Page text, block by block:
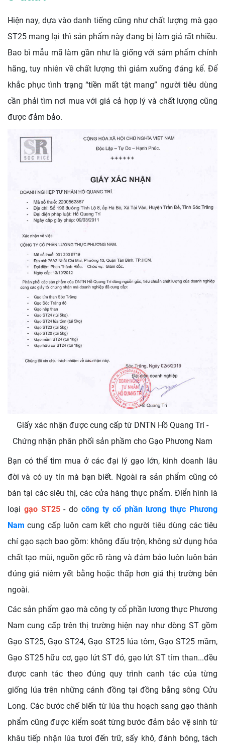
Hiện nay, dựa vào danh tiếng cũng như chất lượng mà gạo
ST25 mang lại thì sản phẩm này đang bị làm giả rất nhiều.
Bao bì mẫu mã làm gần như là giống với sảm phẩm chính
hãng, tuy nhiên về chất lượng thì giảm xuống đáng kể. Để
khắc phục tình trạng “tiền mất tật mang” người tiêu dùng
cần phải tìm nơi mua với giá cả hợp lý và chất lượng cũng
được đảm bảo.
Giấy xác nhận được cung cấp từ DNTN Hồ Quang Trí -
Chứng nhận phân phối sản phầm cho Gạo Phương Nam
Bạn có thể tìm mua ở các đại lý gạo lớn, kinh doanh lâu
đời và có uy tín mà bạn biết. Ngoài ra sản phẩm cũng có
bán tại các siêu thị, các cửa hàng thực phẩm. Điển hình là
loại gạo ST25- do công ty cổ phần lương thực Phương
Nam cung cấp luôn cam kết cho người tiêu dùng các tiêu
chí gạo sạch bao gồm: không đấu trộn, không sử dụng hóa
chất tạo mùi, nguồn gốc rõ ràng và đảm bảo luôn luôn bán
đúng giá niêm yết bằng hoặc thấp hơn giá thị trường bên
ngoài.
Các sản phẩm gạo mà công ty cổ phần lương thực Phương
Nam cung cấp trên thị trường hiện nay như dòng ST gồm
Gạo ST25, Gạo ST24, Gạo ST25 lúa tôm, Gạo ST25 mầm,
Gạo ST25 hữu cơ, gạo lứt ST đỏ, gạo lứt ST tím than...đều
được canh tác theo đúng quy trình canh tác của từng
giống lúa trên những cánh đồng tại đồng bằng sông Cửu
Long. Các bước chế biến từ lúa thu hoạch sang gạo thành
phẩm cũng được kiểm soát từng bước đảm bảo vệ sinh từ
khâu tiếp nhận lúa tươi đến trữ, sấy khô, đánh bóng, tách